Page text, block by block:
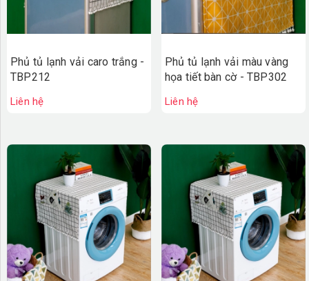
Phủ tủ lạnh vải caro trắng -
TBP212
Liên hệ
Phủ tủ lạnh vải màu vàng
họa tiết bàn cờ - TBP302
Liên hệ